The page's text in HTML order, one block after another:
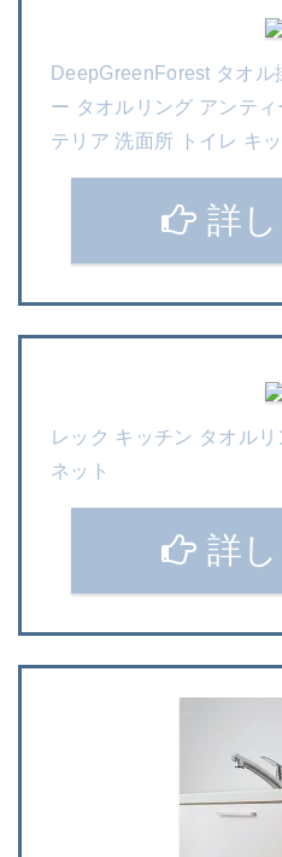
DeepGreenForest タオ
ー タオルリング アンテ
テリア 洗面所 トイレ キ
詳
レック キッチン タオル
ネット
詳